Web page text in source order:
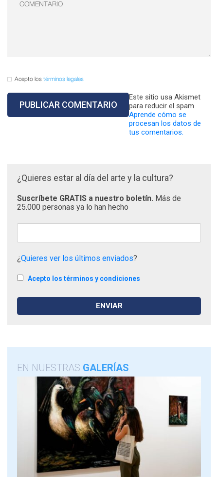
Acepto los términos legales
Este sitio usa Akismet
para reducir el spam.
Aprende cómo se
procesan los datos de
tus comentarios.
¿Quieres estar al día del arte y la cultura?
Suscríbete GRATIS a nuestro boletín. Más de
25.000 personas ya lo han hecho
¿Quieres ver los últimos enviados?
Acepto los términos y condiciones
EN NUESTRAS GALERÍAS